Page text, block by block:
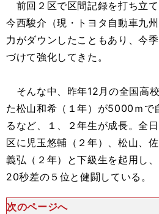
前回２区で区間記録を打ち立
今西駿介（現・トヨタ自動車九
力がダウンしたこともあり、今
づけて強化してきた。
そんな中、昨年12月の全国高
た松山和希（１年）が5000ｍで
るなど、１、２年生が成長。全
区に児玉悠輔（２年）、松山、
義弘（２年）と下級生を起用し
20秒差の５位と健闘している。
次のページへ